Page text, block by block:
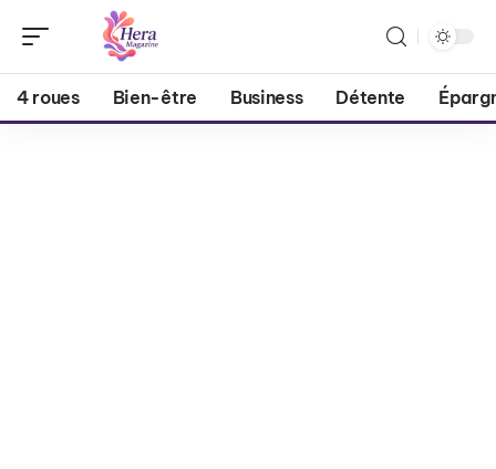
4 roues Bien-être Business Détente